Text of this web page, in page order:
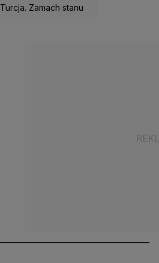
Turcja. Zamach stanu